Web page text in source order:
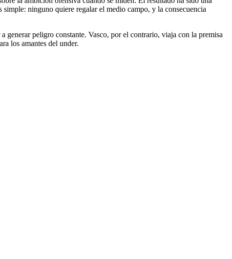
ninguno quiere regalar el medio campo, y la consecuencia
generar peligro constante. Vasco, por el contrario, viaja con la premisa
los amantes del under.